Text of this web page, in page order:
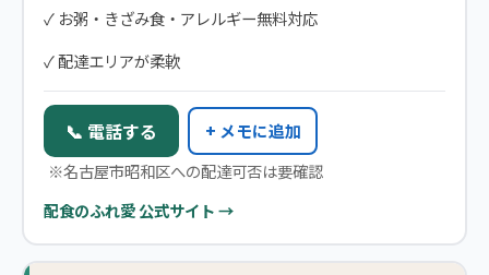
✓ お粥・きざみ食・アレルギー無料対応
✓ 配達エリアが柔軟
📞 電話する
+ メモに追加
※名古屋市昭和区への配達可否は要確認
配食のふれ愛 公式サイト →